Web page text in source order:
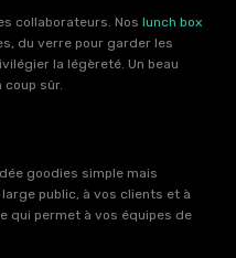
collaborateurs. Nos lunch box
du verre pour garder les
la légèreté. Un beau
coup sûr.
goodies simple mais
public, à vos clients et à
qui permet à vos équipes de